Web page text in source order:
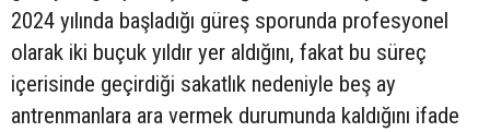
2024 yılında başladığı güreş sporunda profesyonel
olarak iki buçuk yıldır yer aldığını, fakat bu süreç
içerisinde geçirdiği sakatlık nedeniyle beş ay
antrenmanlara ara vermek durumunda kaldığını ifade